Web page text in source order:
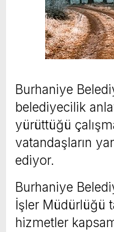
Burhaniye
belediyecilik
yürüttüğü
vatandaşların
ediyor.
Burhaniye
İşler Müdürlüğü
hizmetler